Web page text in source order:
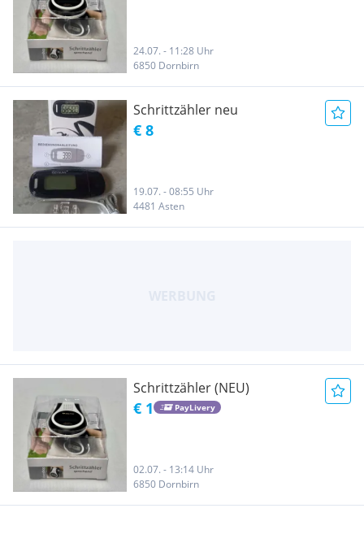
24.07. - 11:28 Uhr
6850 Dornbirn
Schrittzähler neu
€ 8
19.07. - 08:55 Uhr
4481 Asten
Schrittzähler (NEU)
€ 1 PayLivery
02.07. - 13:14 Uhr
6850 Dornbirn